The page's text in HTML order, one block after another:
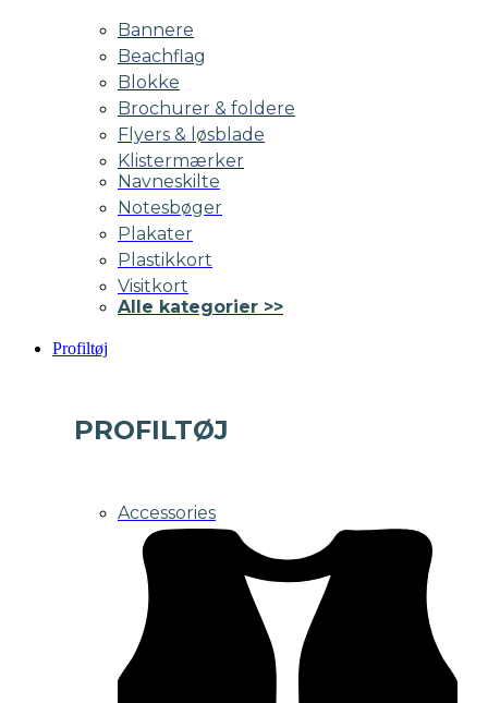
Bannere
Beachflag
Blokke
Brochurer & foldere
Flyers & løsblade
Klistermærker
Navneskilte
Notesbøger
Plakater
Plastikkort
Visitkort
Alle kategorier >>
Profiltøj
PROFILTØJ
Accessories